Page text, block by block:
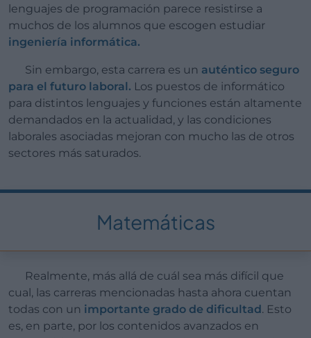
lenguajes de programación parece resistirse a
muchos de los alumnos que escogen estudiar
ingeniería informática.
Sin embargo, esta carrera es un auténtico seguro
para el futuro laboral. Los puestos de informático
para distintos lenguajes y funciones están altamente
demandados en la actualidad, y las condiciones
laborales asociadas mejoran con mucho las de otros
sectores más saturados.
Matemáticas
Realmente, más allá de cuál sea más difícil que
cual, las carreras mencionadas hasta ahora cuentan
todas con un importante grado de dificultad. Esto
es, en parte, por los contenidos avanzados en